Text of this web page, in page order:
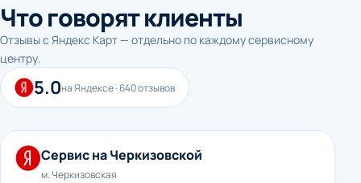
Что говорят клиенты
Отзывы с Яндекс Карт — отдельно по каждому сервисному
центру.
5.0на Яндексе · 640 отзывов
Сервис на Черкизовской
м. Черкизовская